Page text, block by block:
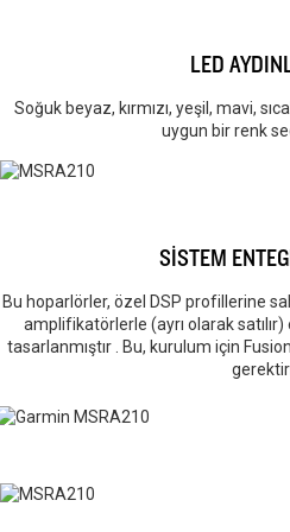
LED
Soğuk beyaz, kırmızı, yeşil, mavi,
uygun bir renk
SİSTEM
Bu hoparlörler, özel DSP profillerine
amplifikatörlerle (ayrı olarak
tasarlanmıştır . Bu, kurulum için